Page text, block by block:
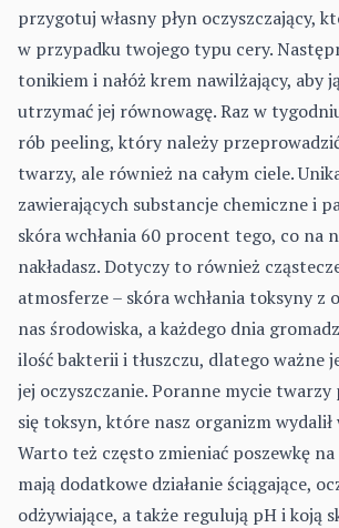
przygotuj własny płyn oczyszczający,
w przypadku twojego typu cery.
tonikiem i nałóż krem nawilżający, aby
utrzymać jej równowagę. Raz w
rób peeling, który należy
twarzy, ale również na całym ciele.
zawierających substancje chemiczne i
skóra wchłania 60 procent tego, co na
nakładasz. Dotyczy to również
atmosferze – skóra wchłania toksyny z
nas środowiska, a każdego dnia
ilość bakterii i tłuszczu, dlatego ważne
jej oczyszczanie. Poranne mycie twarzy
się toksyn, które nasz organizm wydalił
Warto też często zmieniać poszewkę
mają dodatkowe działanie ściągające,
odżywiające, a także regulują pH i koją